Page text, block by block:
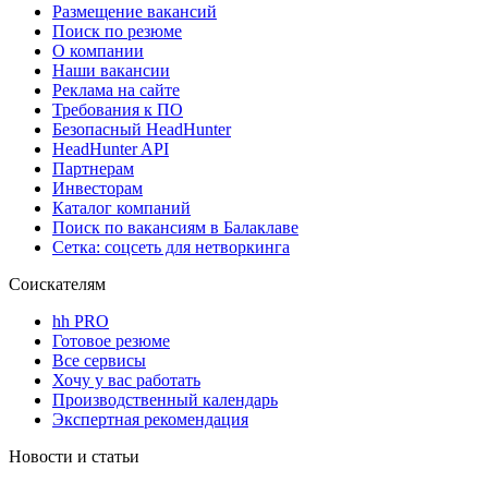
Размещение вакансий
Поиск по резюме
О компании
Наши вакансии
Реклама на сайте
Требования к ПО
Безопасный HeadHunter
HeadHunter API
Партнерам
Инвесторам
Каталог компаний
Поиск по вакансиям в Балаклаве
Сетка: соцсеть для нетворкинга
Соискателям
hh PRO
Готовое резюме
Все сервисы
Хочу у вас работать
Производственный календарь
Экспертная рекомендация
Новости и статьи